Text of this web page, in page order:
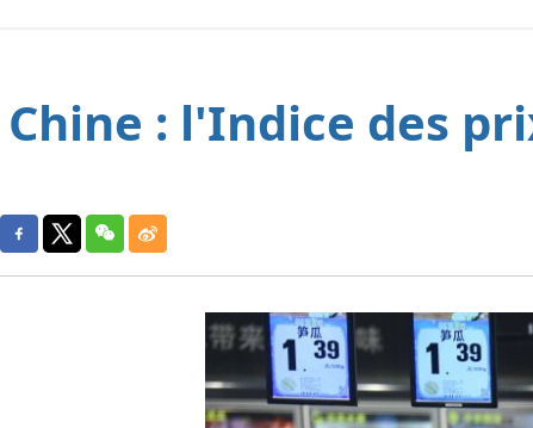
Chine : l'Indice des